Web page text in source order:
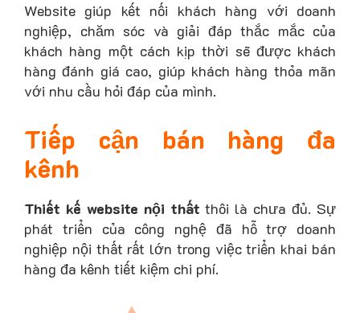
Website giúp kết nối khách hàng với doanh
nghiệp, chăm sóc và giải đáp thắc mắc của
khách hàng một cách kịp thời sẽ được khách
hàng đánh giá cao, giúp khách hàng thỏa mãn
với nhu cầu hỏi đáp của mình.
Tiếp cận bán hàng đa
kênh
Thiết kế website nội thấtthôi là chưa đủ. Sự
phát triển của công nghệ đã hỗ trợ doanh
nghiệp nội thất rất lớn trong việc triển khai bán
hàng đa kênh tiết kiệm chi phí.